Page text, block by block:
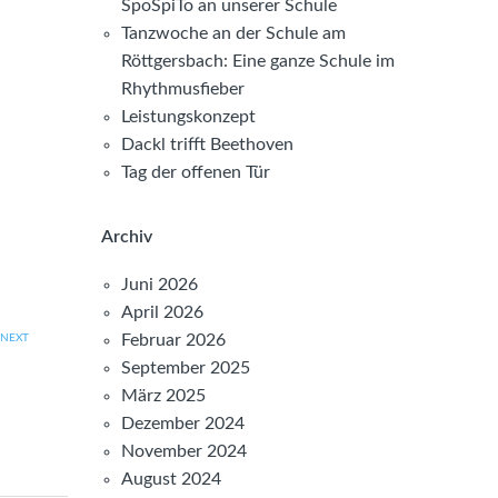
NEXT
SpoSpiTo an unserer Schule
Tanzwoche an der Schule am
Röttgersbach: Eine ganze Schule im
Rhythmusfieber
Leistungskonzept
Dackl trifft Beethoven
Tag der offenen Tür
Archiv
Juni 2026
April 2026
Februar 2026
September 2025
März 2025
Dezember 2024
November 2024
August 2024